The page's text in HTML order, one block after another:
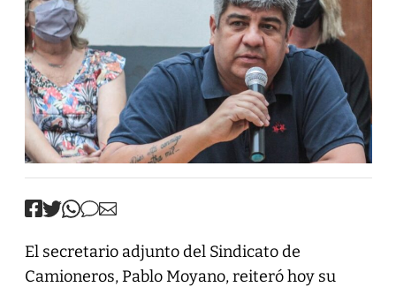
El secretario adjunto del Sindicato de
Camioneros, Pablo Moyano, reiteró hoy su